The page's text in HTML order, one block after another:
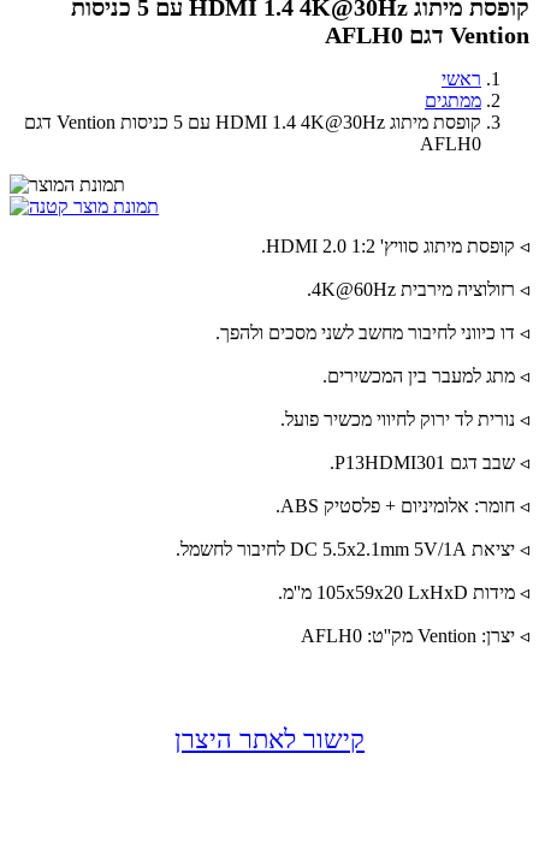
קופסת מיתוג HDMI 1.4 4K@30Hz עם 5 כניסות
Vention דגם AFLH0
ראשי
ממתגים
קופסת מיתוג HDMI 1.4 4K@30Hz עם 5 כניסות Vention דגם
AFLH0
◃ קופסת מיתוג סוויץ' HDMI 2.0 1:2.
◃ רזולוציה מירבית 4K@60Hz.
◃ דו כיווני לחיבור מחשב לשני מסכים ולהפך.
◃ מתג למעבר בין המכשירים.
◃ נורית לד ירוק לחיווי מכשיר פועל.
◃ שבב דגם P13HDMI301.
◃ חומר: אלומיניום + פלסטיק ABS.
◃ יציאת DC 5.5x2.1mm 5V/1A לחיבור לחשמל.
◃ מידות 105x59x20 LxHxD מ''מ.
◃ יצרן: Vention מק''ט: AFLH0
קישור לאתר היצרן